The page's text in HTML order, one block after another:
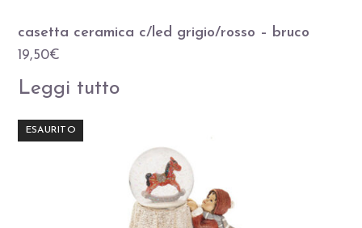
casetta ceramica c/led grigio/rosso – bruco
19,50€
Leggi tutto
ESAURITO